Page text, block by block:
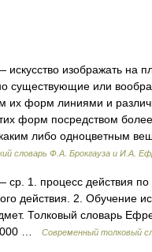
искусство изображать на
существующие или
их форм линиями и
форм посредством
либо одноцветным
словарь Ф.А. Брокгауза и И.А.
ср. 1. процесс действия по
действия. 2. Обучение
Толковый словарь
…
Современный толковый